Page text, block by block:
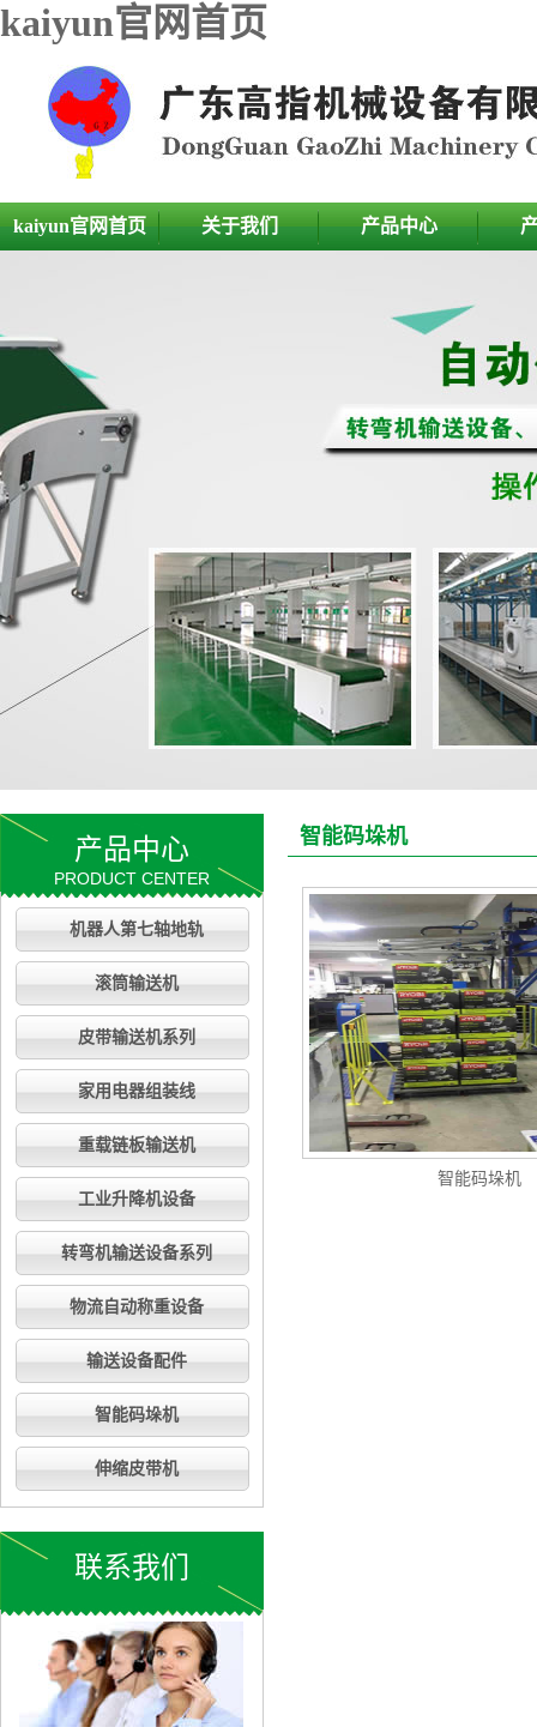
kaiyun官网首页
kaiyun官网首页 关于我们 产品中心
智能码垛机
智能码垛机
产品中心
PRODUCT CENTER
机器人第七轴地轨
滚筒输送机
皮带输送机系列
家用电器组装线
重载链板输送机
工业升降机设备
转弯机输送设备系列
物流自动称重设备
输送设备配件
智能码垛机
伸缩皮带机
联系我们